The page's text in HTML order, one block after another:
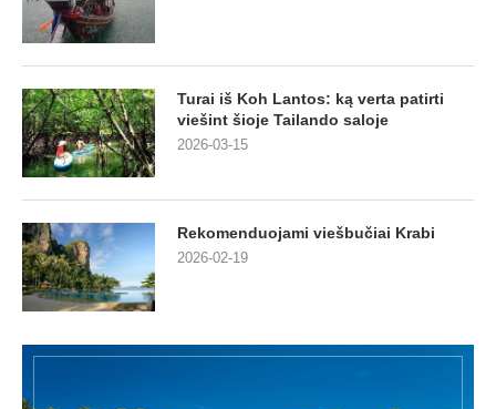
Turai iš Koh Lantos: ką verta patirti
viešint šioje Tailando saloje
2026-03-15
Rekomenduojami viešbučiai Krabi
2026-02-19